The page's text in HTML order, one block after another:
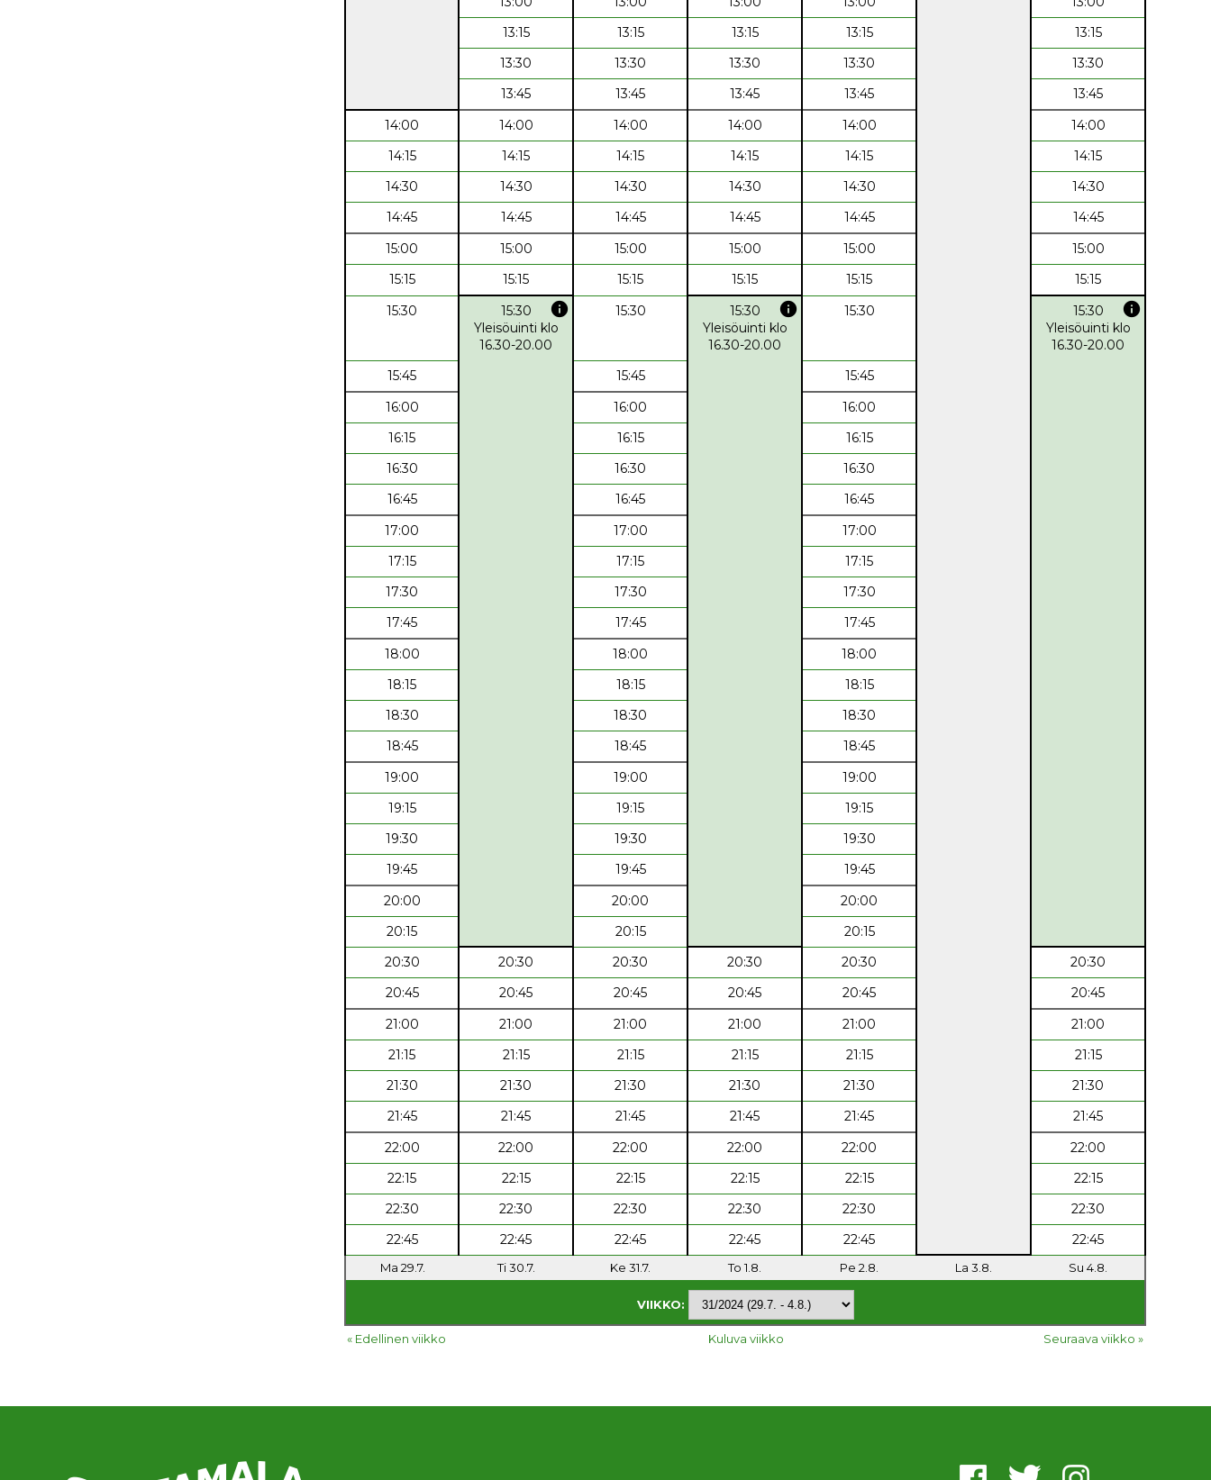
13:15
13:15 13:15 13:15
13:15
13:30
13:30 13:30 13:30
13:30
13:45
13:45 13:45 13:45
13:45
14:00
14:00 14:00 14:00 14:00
14:00
14:15
14:15 14:15 14:15 14:15
14:15
14:30
14:30 14:30 14:30 14:30
14:30
14:45
14:45 14:45 14:45 14:45
14:45
15:00
15:00 15:00 15:00 15:00
15:00
15:15
15:15 15:15 15:15 15:15
15:15
15:30
15:30 info
Yleisöuinti klo
16.30-20.00
15:30 15:30 info
Yleisöuinti klo
16.30-20.00
15:30 15:30 info
Yleisöuinti klo
16.30-20.00
15:45
15:45
15:45
16:00
16:00
16:00
16:15
16:15
16:15
16:30
16:30
16:30
16:45
16:45
16:45
17:00
17:00
17:00
17:15
17:15
17:15
17:30
17:30
17:30
17:45
17:45
17:45
18:00
18:00
18:00
18:15
18:15
18:15
18:30
18:30
18:30
18:45
18:45
18:45
19:00
19:00
19:00
19:15
19:15
19:15
19:30
19:30
19:30
19:45
19:45
19:45
20:00
20:00
20:00
20:15
20:15
20:15
20:30
20:30 20:30 20:30 20:30
20:30
20:45
20:45 20:45 20:45 20:45
20:45
21:00
21:00 21:00 21:00 21:00
21:00
21:15
21:15 21:15 21:15 21:15
21:15
21:30
21:30 21:30 21:30 21:30
21:30
21:45
21:45 21:45 21:45 21:45
21:45
22:00
22:00 22:00 22:00 22:00
22:00
22:15
22:15 22:15 22:15 22:15
22:15
22:30
22:30 22:30 22:30 22:30
22:30
22:45
22:45 22:45 22:45 22:45 22:45
Ma 29.7. Ti 30.7. Ke 31.7. To 1.8. Pe 2.8. La 3.8. Su 4.8.
VIIKKO:
« Edellinen viikko Kuluva viikko Seuraava viikko »